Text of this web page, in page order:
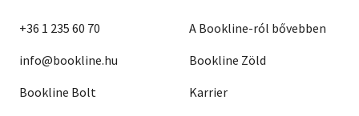
+36 1 235 60 70
info@bookline.hu
Bookline Bolt
A Bookline-ról bővebben
Bookline Zöld
Karrier